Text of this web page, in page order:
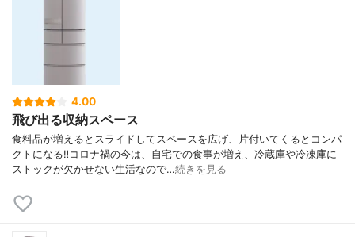
4.00
飛び出る収納スペース
食料品が増えるとスライドしてスペースを広げ、片付いてくるとコンパ
クトになる‼︎コロナ禍の今は、自宅での食事が増え、冷蔵庫や冷凍庫に
ストックが欠かせない生活なので…続きを見る